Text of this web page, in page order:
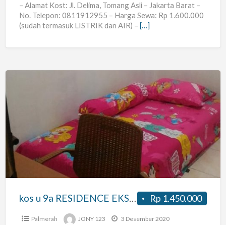
– Alamat Kost: Jl. Delima, Tomang Asli – Jakarta Barat –
No. Telepon: 0811912955 – Harga Sewa: Rp 1.600.000
(sudah termasuk LISTRIK dan AIR) – […]
kos
u
9a
RESIDENCE
EKSKLUSIF
DEKAT
KAMPUS
Jakarta
Rp 1.450.000
kos u 9a RESIDENCE EKSKLUSIF DEKAT KAMPUS BINUS di Jakarta Barat
Palmerah JONY 123 3 Desember 2020